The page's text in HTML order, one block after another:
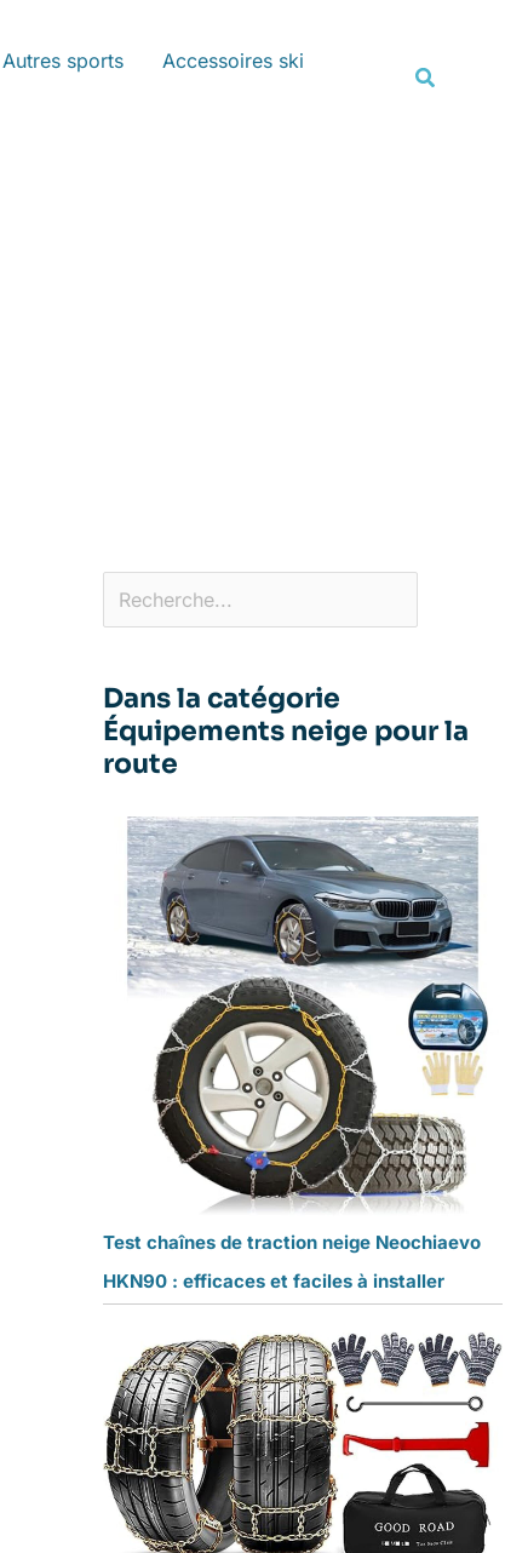
Autres sports
Accessoires ski
Dans la catégorie
Équipements neige pour la
route
Test chaînes de traction neige Neochiaevo
HKN90 : efficaces et faciles à installer